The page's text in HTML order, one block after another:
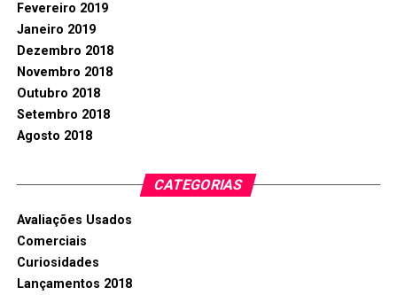
Fevereiro 2019
Janeiro 2019
Dezembro 2018
Novembro 2018
Outubro 2018
Setembro 2018
Agosto 2018
CATEGORIAS
Avaliações Usados
Comerciais
Curiosidades
Lançamentos 2018